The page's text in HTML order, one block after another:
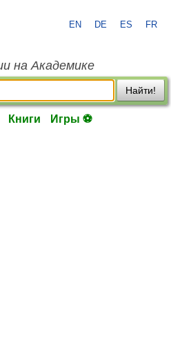
EN DE ES FR
на Академике
Найти!
Книги Игры ⚽